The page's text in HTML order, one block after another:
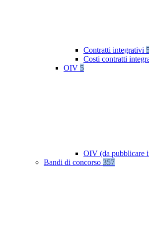
Contratti integrativi
Costi contratti
OIV 5
OIV (da pubblicare
Bandi di concorso 357